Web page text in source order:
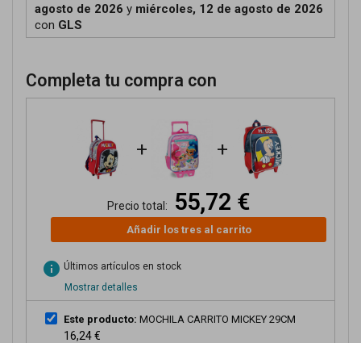
agosto de 2026 y miércoles, 12 de agosto de 2026
con GLS
Completa tu compra con
+ +
Precio total: 55,72 €
Añadir los tres al carrito
info Últimos artículos en stock
Mostrar detalles
Este producto: MOCHILA CARRITO MICKEY 29CM
16,24 €